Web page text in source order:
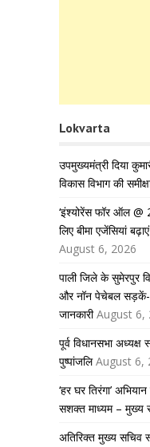
Lokvarta
उपमुख्यमंत्री दिया
विकास विभाग की
‘इंश्योरेंस फॉर ऑल @
लिए बीमा एजेंसियां
August 6, 2026
पाली जिले के सुमेरपुर
और नॉन पेचेबल सड़कें-
जानकारी August 6,
पूर्व विधानसभा
पुष्पांजलि August 6,
‘हर घर तिरंगा’
सशक्त माध्यम – मुख्य
अतिरिक्त मुख्य सचिव